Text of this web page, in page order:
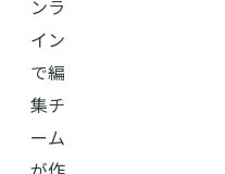
ンラ
イン
で編
集チ
ーム